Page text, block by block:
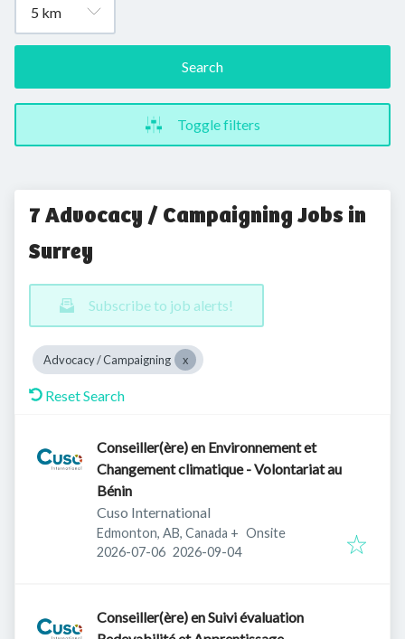
Search
Toggle filters
7 Advocacy / Campaigning Jobs in
Surrey
Subscribe to job alerts!
Advocacy / Campaigning
Reset Search
Conseiller(ère) en Environnement et
Changement climatique - Volontariat au
Bénin
Cuso International
Edmonton, AB, Canada + Onsite
Published:
2026-07-06 Expires:
2026-09-04
Conseiller(ère) en Suivi évaluation